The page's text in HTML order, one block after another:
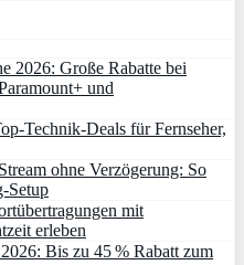
2026: Große Rabatte bei
und
Technik-Deals für Fernseher,
ohne Verzögerung: So
Setup
mit
erleben
Bis zu 45 % Rabatt zum